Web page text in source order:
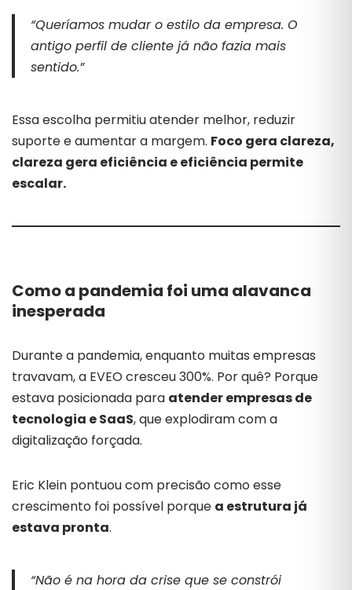
“Queríamos mudar o estilo da empresa. O
antigo perfil de cliente já não fazia mais
sentido.”
Essa escolha permitiu atender melhor, reduzir
suporte e aumentar a margem. Foco gera clareza,
clareza gera eficiência e eficiência permite
escalar.
Como a pandemia foi uma alavanca
inesperada
Durante a pandemia, enquanto muitas empresas
travavam, a EVEO cresceu 300%. Por quê? Porque
estava posicionada para atender empresas de
tecnologia e SaaS, que explodiram com a
digitalização forçada.
Eric Klein pontuou com precisão como esse
crescimento foi possível porque a estrutura já
estava pronta.
“Não é na hora da crise que se constrói